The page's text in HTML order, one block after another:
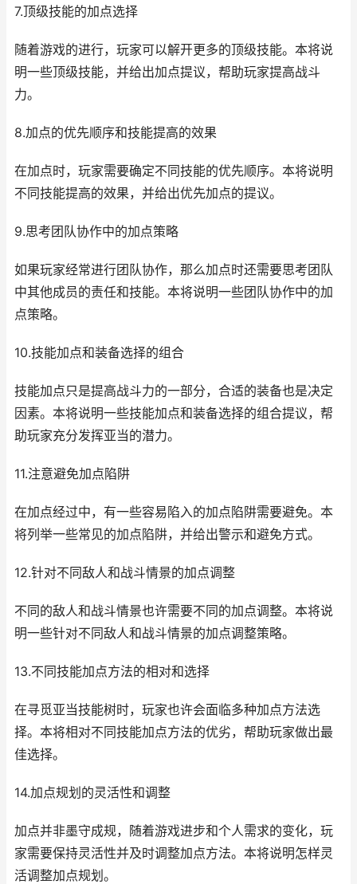
7.顶级技能的加点选择
随着游戏的进行，玩家可以解开更多的顶级技能。本将说
明一些顶级技能，并给出加点提议，帮助玩家提高战斗
力。
8.加点的优先顺序和技能提高的效果
在加点时，玩家需要确定不同技能的优先顺序。本将说明
不同技能提高的效果，并给出优先加点的提议。
9.思考团队协作中的加点策略
如果玩家经常进行团队协作，那么加点时还需要思考团队
中其他成员的责任和技能。本将说明一些团队协作中的加
点策略。
10.技能加点和装备选择的组合
技能加点只是提高战斗力的一部分，合适的装备也是决定
因素。本将说明一些技能加点和装备选择的组合提议，帮
助玩家充分发挥亚当的潜力。
11.注意避免加点陷阱
在加点经过中，有一些容易陷入的加点陷阱需要避免。本
将列举一些常见的加点陷阱，并给出警示和避免方式。
12.针对不同敌人和战斗情景的加点调整
不同的敌人和战斗情景也许需要不同的加点调整。本将说
明一些针对不同敌人和战斗情景的加点调整策略。
13.不同技能加点方法的相对和选择
在寻觅亚当技能树时，玩家也许会面临多种加点方法选
择。本将相对不同技能加点方法的优劣，帮助玩家做出最
佳选择。
14.加点规划的灵活性和调整
加点并非墨守成规，随着游戏进步和个人需求的变化，玩
家需要保持灵活性并及时调整加点方法。本将说明怎样灵
活调整加点规划。